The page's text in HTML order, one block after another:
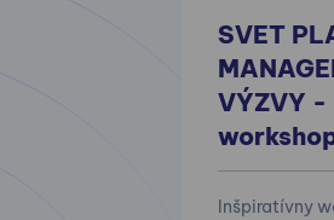
SVET
VÝZVY
Inšpiratívny